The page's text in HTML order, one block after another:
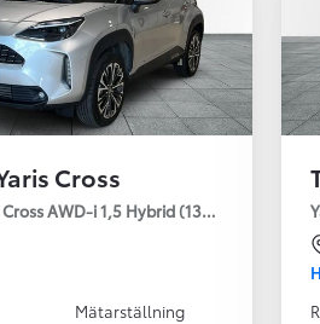
Cross
Cross AWD-i 1,5 Hybrid (130HK) Style V-
Mätarställning